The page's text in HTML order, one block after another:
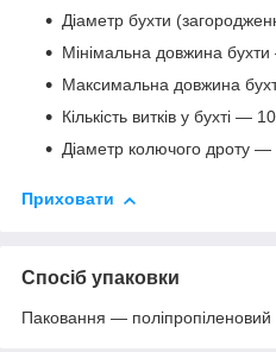
Діаметр бухти
Мінімальна довжина
Максимальна довжина
Кількість витків у бухті —
Діаметр колючого дроту
Приховати
Спосіб упаковки
Паковання — поліпропіленовий